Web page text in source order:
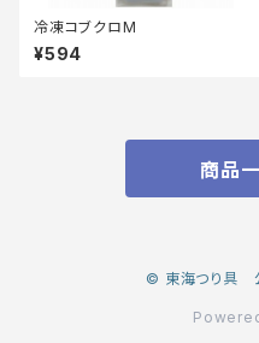
冷凍コブクロM
¥594
商品
© 東海つり具